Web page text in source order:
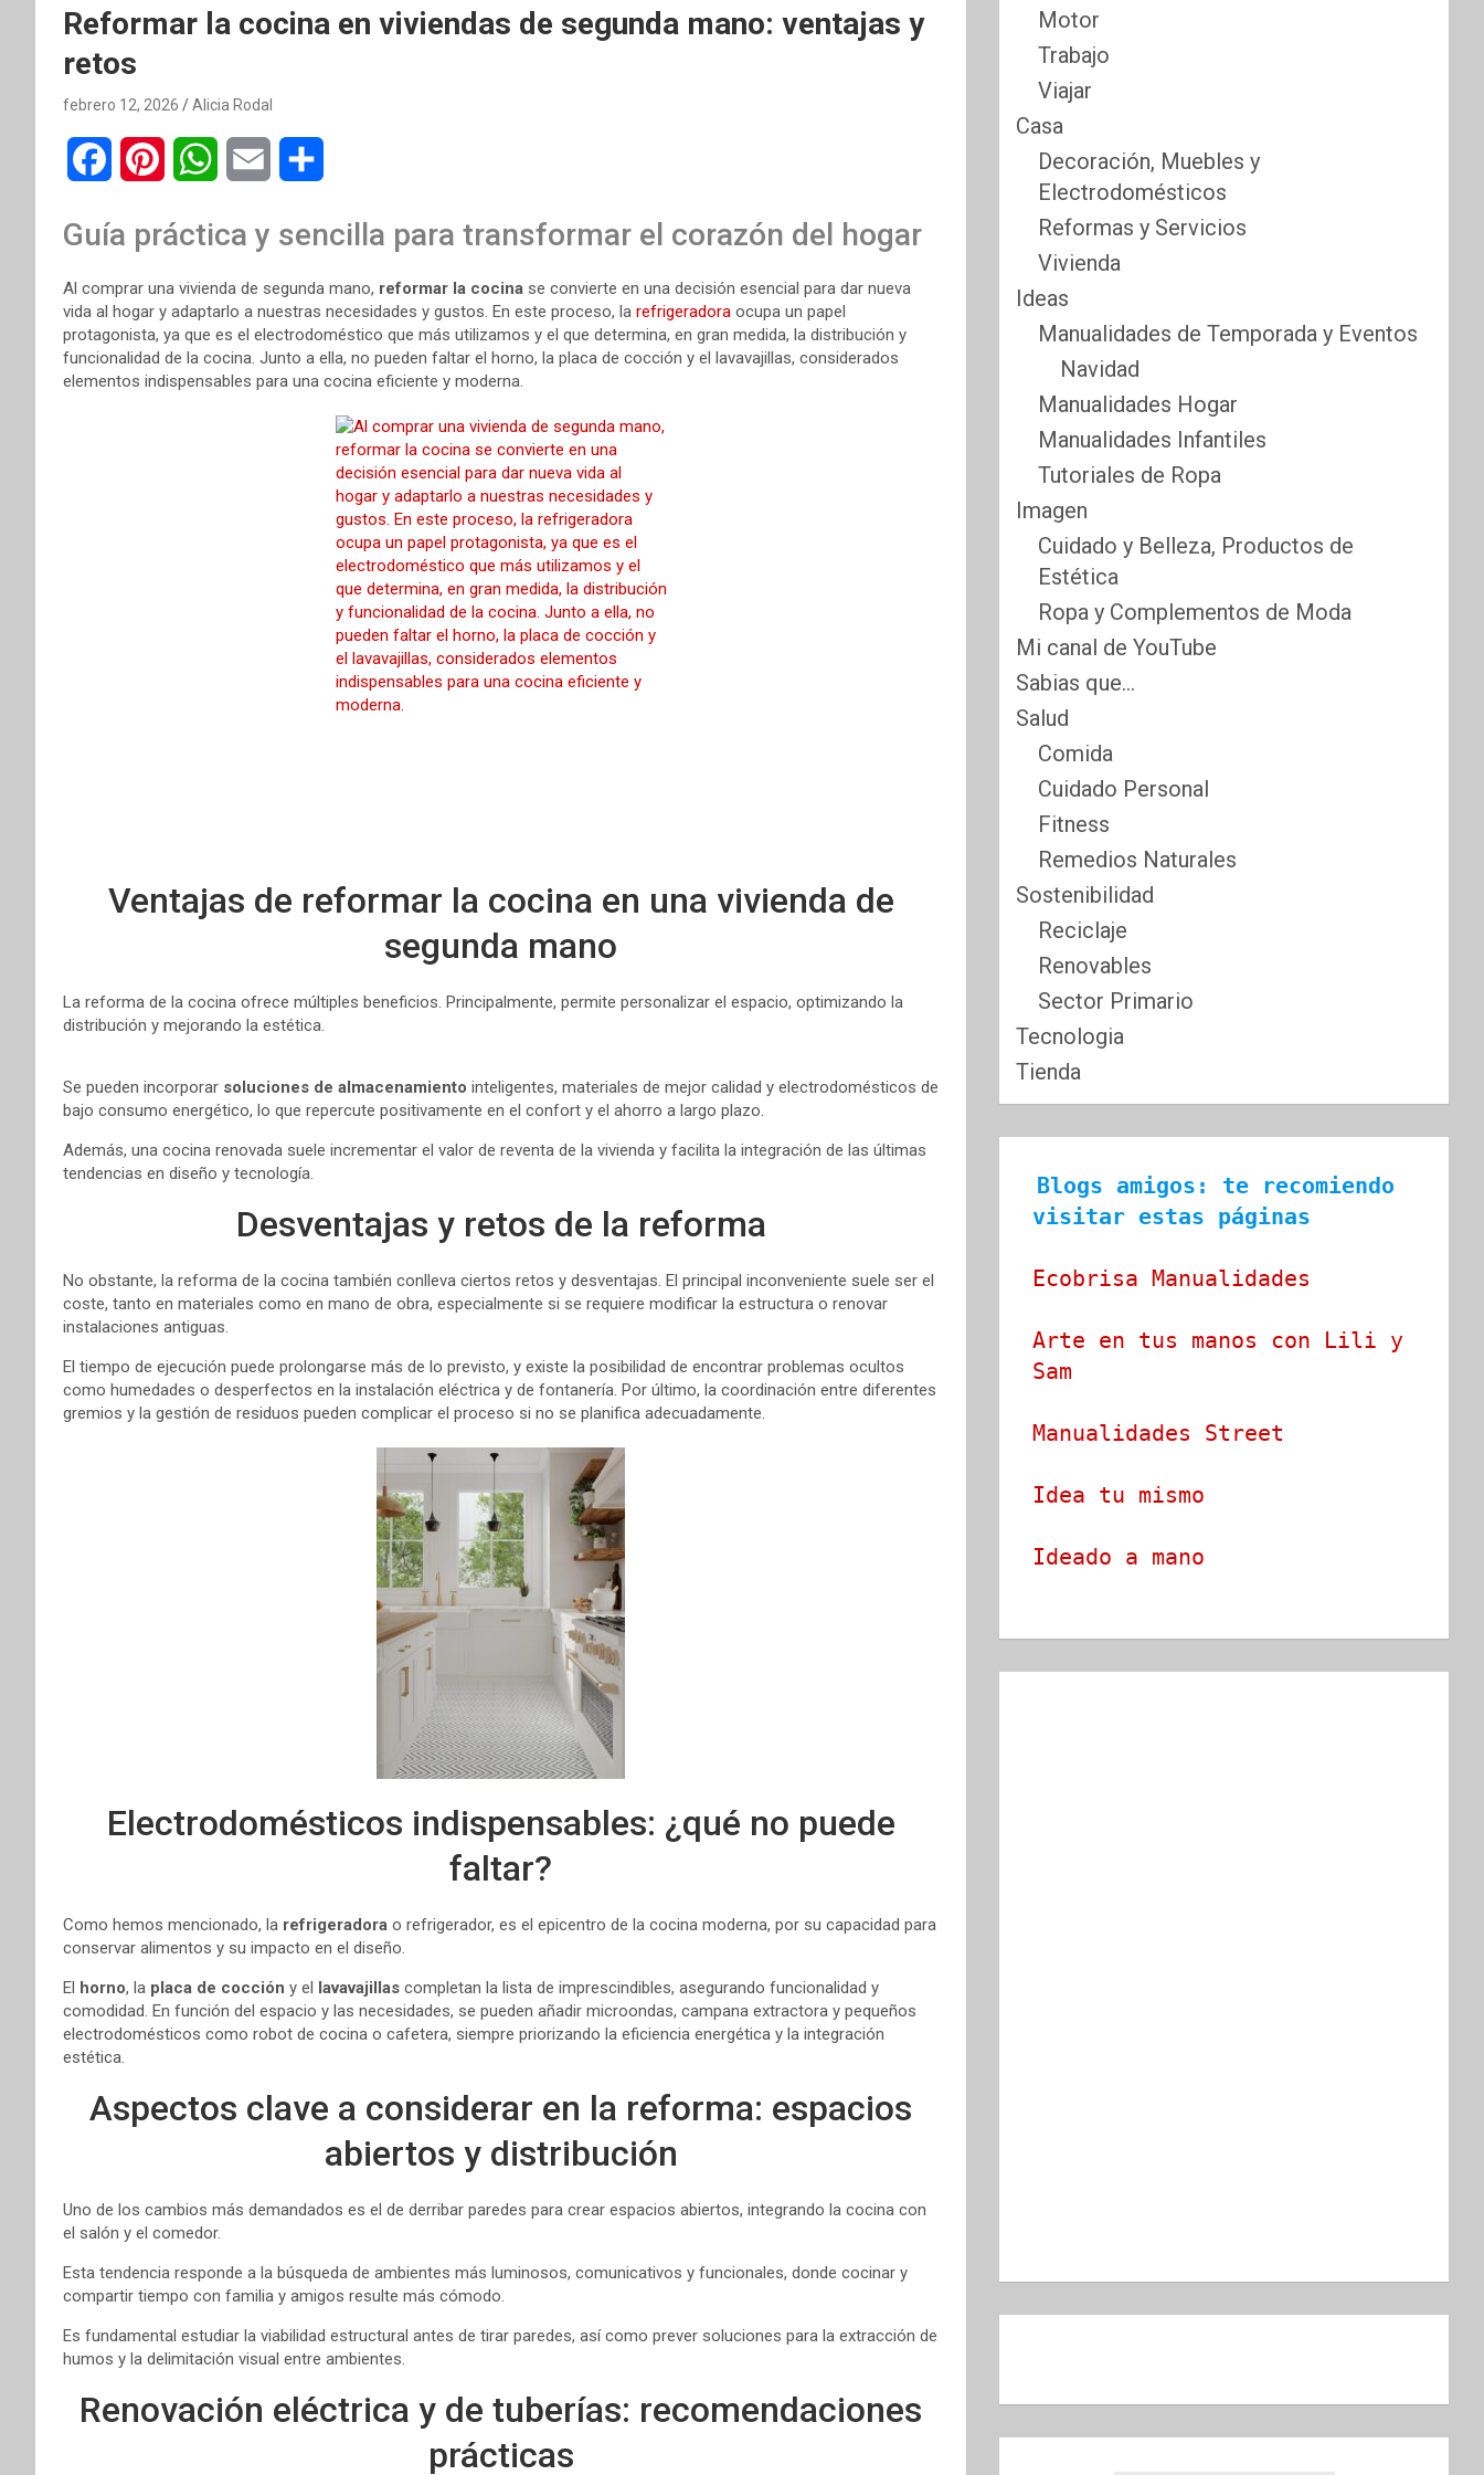
Reformar la cocina en viviendas de segunda mano: ventajas y
retos
febrero 12, 2026 Alicia Rodal
c
e
b
o
n
t
e
r
a
t
s
A
i
l
m
p
a
r
Guía práctica y sencilla para transformar el corazón del hogar
Al comprar una vivienda de segunda mano, reformar la cocina se convierte en una decisión esencial para dar nueva
vida al hogar y adaptarlo a nuestras necesidades y gustos. En este proceso, la refrigeradora ocupa un papel
protagonista, ya que es el electrodoméstico que más utilizamos y el que determina, en gran medida, la distribución y
funcionalidad de la cocina. Junto a ella, no pueden faltar el horno, la placa de cocción y el lavavajillas, considerados
elementos indispensables para una cocina eficiente y moderna.
Ventajas de reformar la cocina en una vivienda de
segunda mano
La reforma de la cocina ofrece múltiples beneficios. Principalmente, permite personalizar el espacio, optimizando la
distribución y mejorando la estética.
Se pueden incorporar soluciones de almacenamiento inteligentes, materiales de mejor calidad y electrodomésticos de
bajo consumo energético, lo que repercute positivamente en el confort y el ahorro a largo plazo.
Además, una cocina renovada suele incrementar el valor de reventa de la vivienda y facilita la integración de las últimas
tendencias en diseño y tecnología.
Desventajas y retos de la reforma
No obstante, la reforma de la cocina también conlleva ciertos retos y desventajas. El principal inconveniente suele ser el
coste, tanto en materiales como en mano de obra, especialmente si se requiere modificar la estructura o renovar
instalaciones antiguas.
El tiempo de ejecución puede prolongarse más de lo previsto, y existe la posibilidad de encontrar problemas ocultos
como humedades o desperfectos en la instalación eléctrica y de fontanería. Por último, la coordinación entre diferentes
gremios y la gestión de residuos pueden complicar el proceso si no se planifica adecuadamente.
Electrodomésticos indispensables: ¿qué no puede
faltar?
Como hemos mencionado, la refrigeradora o refrigerador, es el epicentro de la cocina moderna, por su capacidad para
conservar alimentos y su impacto en el diseño.
El horno, la placa de cocción y el lavavajillas completan la lista de imprescindibles, asegurando funcionalidad y
comodidad. En función del espacio y las necesidades, se pueden añadir microondas, campana extractora y pequeños
electrodomésticos como robot de cocina o cafetera, siempre priorizando la eficiencia energética y la integración
estética.
Aspectos clave a considerar en la reforma: espacios
abiertos y distribución
Uno de los cambios más demandados es el de derribar paredes para crear espacios abiertos, integrando la cocina con
el salón y el comedor.
Esta tendencia responde a la búsqueda de ambientes más luminosos, comunicativos y funcionales, donde cocinar y
compartir tiempo con familia y amigos resulte más cómodo.
Es fundamental estudiar la viabilidad estructural antes de tirar paredes, así como prever soluciones para la extracción de
humos y la delimitación visual entre ambientes.
Renovación eléctrica y de tuberías: recomendaciones
prácticas
Motor
Trabajo
Viajar
Casa
Decoración, Muebles y
Electrodomésticos
Reformas y Servicios
Vivienda
Ideas
Manualidades de Temporada y Eventos
Navidad
Manualidades Hogar
Manualidades Infantiles
Tutoriales de Ropa
Imagen
Cuidado y Belleza, Productos de
Estética
Ropa y Complementos de Moda
Mi canal de YouTube
Sabias que…
Salud
Comida
Cuidado Personal
Fitness
Remedios Naturales
Sostenibilidad
Reciclaje
Renovables
Sector Primario
Tecnologia
Tienda
Blogs amigos: te recomiendo
visitar estas páginas
Ecobrisa Manualidades
Arte en tus manos con Lili y
Sam
Manualidades Street
Idea tu mismo
Ideado a mano